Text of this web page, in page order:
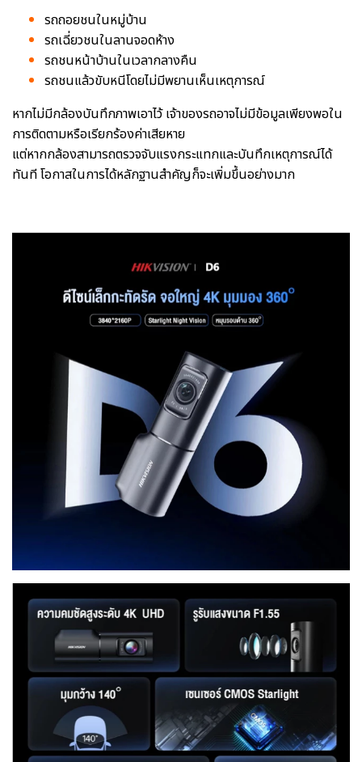
รถถอยชนในหมู่บ้าน
รถเฉี่ยวชนในลานจอดห้าง
รถชนหน้าบ้านในเวลากลางคืน
รถชนแล้วขับหนีโดยไม่มีพยานเห็นเหตุการณ์
หากไม่มีกล้องบันทึกภาพเอาไว้ เจ้าของรถอาจไม่มีข้อมูลเพียงพอใน
การติดตามหรือเรียกร้องค่าเสียหาย
แต่หากกล้องสามารถตรวจจับแรงกระแทกและบันทึกเหตุการณ์ได้
ทันที โอกาสในการได้หลักฐานสำคัญก็จะเพิ่มขึ้นอย่างมาก